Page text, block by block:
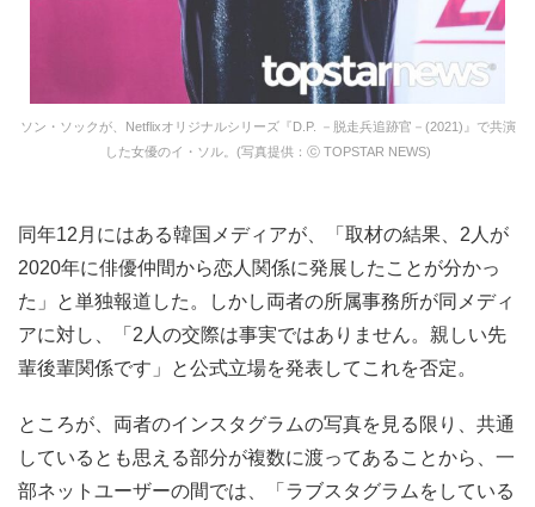
ソン・ソックが、Netflixオリジナルシリーズ『D.P. －脱走兵追跡官－(2021)』で共演
した女優のイ・ソル。(写真提供：ⓒ TOPSTAR NEWS)
同年12月にはある韓国メディアが、「取材の結果、2人が
2020年に俳優仲間から恋人関係に発展したことが分かっ
た」と単独報道した。しかし両者の所属事務所が同メディ
アに対し、「2人の交際は事実ではありません。親しい先
輩後輩関係です」と公式立場を発表してこれを否定。
ところが、両者のインスタグラムの写真を見る限り、共通
しているとも思える部分が複数に渡ってあることから、一
部ネットユーザーの間では、「ラブスタグラムをしている